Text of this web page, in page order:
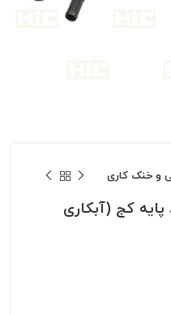
و خنک کاری
پایه کج (آبکاری